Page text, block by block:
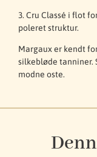
3. Cru Classé i flot
poleret struktur.
Margaux er kendt
silkebløde tanniner.
modne oste.